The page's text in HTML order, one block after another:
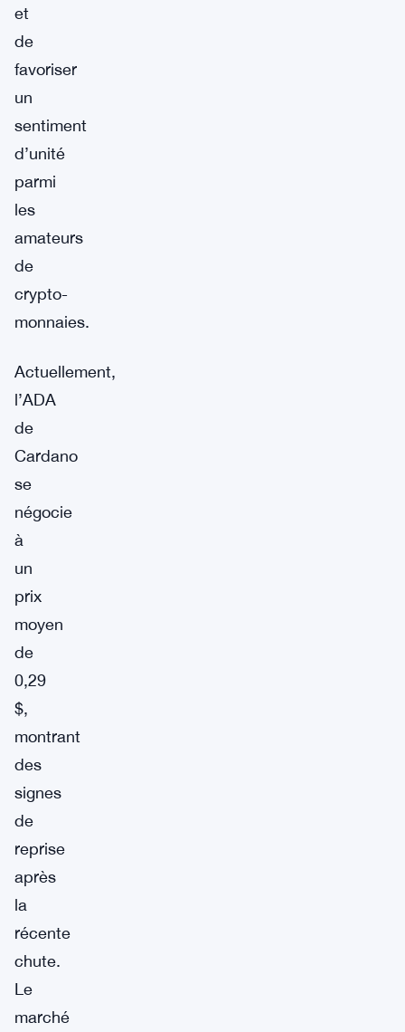
et
de
favoriser
un
sentiment
d’unité
parmi
les
amateurs
de
crypto-
monnaies.
Actuellement,
l’ADA
de
Cardano
se
négocie
à
un
prix
moyen
de
0,29
$,
montrant
des
signes
de
reprise
après
la
récente
chute.
Le
marché